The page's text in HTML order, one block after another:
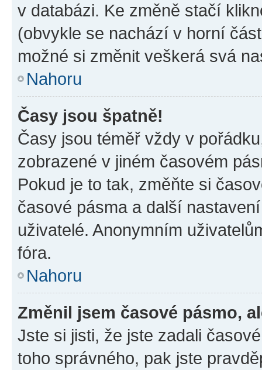
v databázi. Ke změně stačí
(obvykle se nachází v horní
možné si změnit veškerá svá
Nahoru
Časy jsou špatně!
Časy jsou téměř vždy v
zobrazené v jiném časovém
Pokud je to tak, změňte si
časové pásma a další
uživatelé. Anonymním
fóra.
Nahoru
Změnil jsem časové pásmo,
Jste si jisti, že jste zadali
toho správného, pak jste